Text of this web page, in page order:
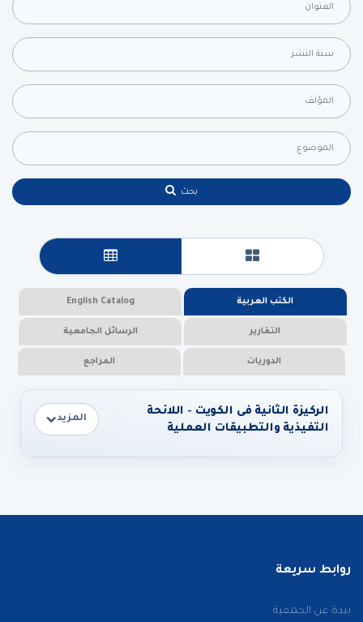
بحث
عرض البطاقات عرض جدولي
الكتب العربية English Catalog
التقارير الرسائل الجامعية
الدوريات المراجع
الركيزة الثانية فى الكويت - اللائحة
التفيذية والتطبيقات العملية
المزيد
روابط سريعة
نبذة عن الجمعية